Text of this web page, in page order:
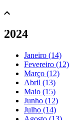
2024
Janeiro (14)
Fevereiro (12)
Março (12)
Abril (13)
Maio (15)
Junho (12)
Julho (14)